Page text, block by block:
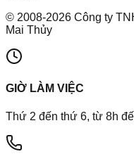
© 2008-2026 Công ty
Mai Thủy
GIỜ LÀM VIỆC
Thứ 2 đến thứ 6, từ 8h